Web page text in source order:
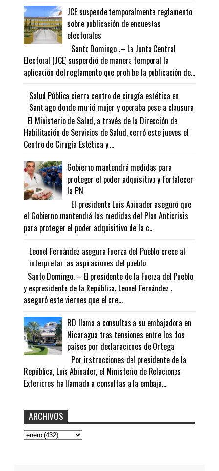
JCE suspende temporalmente reglamento
sobre publicación de encuestas
electorales
Santo Domingo .– La Junta Central
Electoral (JCE) suspendió de manera temporal la
aplicación del reglamento que prohíbe la publicación de...
Salud Pública cierra centro de cirugía estética en
Santiago donde murió mujer y operaba pese a clausura
El Ministerio de Salud, a través de la Dirección de
Habilitación de Servicios de Salud, cerró este jueves el
Centro de Cirugía Estética y ...
Gobierno mantendrá medidas para
proteger el poder adquisitivo y fortalecer
la PN
El presidente Luis Abinader aseguró que
el Gobierno mantendrá las medidas del Plan Anticrisis
para proteger el poder adquisitivo de la c...
Leonel Fernández asegura Fuerza del Pueblo crece al
interpretar las aspiraciones del pueblo
Santo Domingo. – El presidente de la Fuerza del Pueblo
y expresidente de la República, Leonel Fernández ,
aseguró este viernes que el cre...
RD llama a consultas a su embajadora en
Nicaragua tras tensiones entre los dos
países por declaraciones de Ortega
Por instrucciones del presidente de la
República, Luis Abinader, el Ministerio de Relaciones
Exteriores ha llamado a consultas a la embaja...
ARCHIVOS